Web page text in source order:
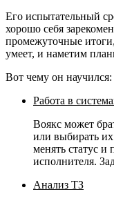
Его испытательный
хорошо себя
промежуточные
умеет, и наметим
Вот чему он научился:
Работа в
Воякс может
или выбирать их
менять статус и
исполнителя.
Анализ ТЗ